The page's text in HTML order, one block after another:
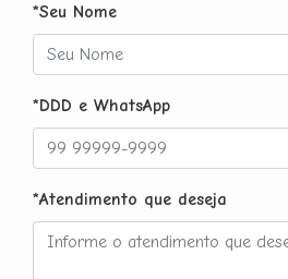
*Seu Nome
*DDD e WhatsApp
*Atendimento que deseja